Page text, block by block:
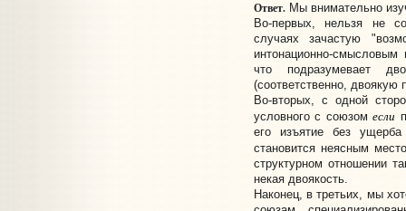
Ответ.Мы внимательно
Во-первых, нельзя не
случаях зачастую
интонационно-
что подразумевает
(соответственно, двоякую
Во-вторых, с одной
условного с союзомесли
его изъятие без
становится неясным
структурном отношении
некая двоякость.
Наконец, в третьих, мы